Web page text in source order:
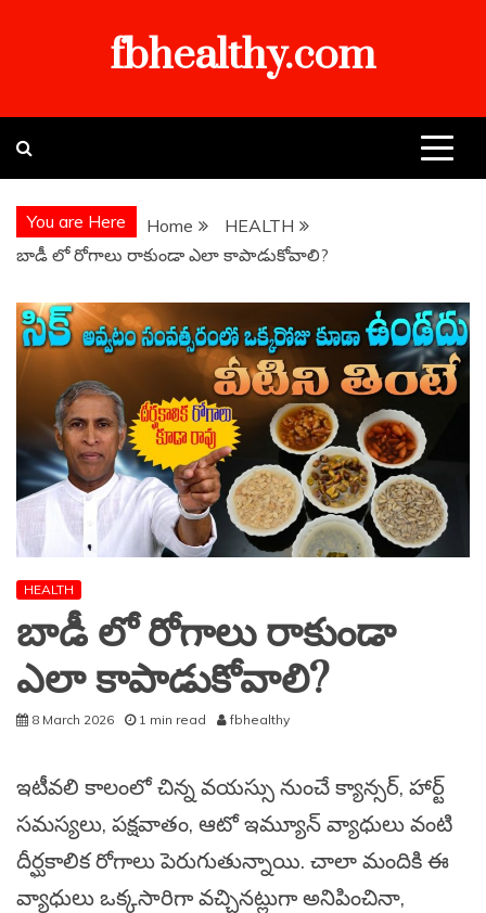
fbhealthy.com
You are Here Home
HEALTH
బాడీ లో రోగాలు రాకుండా ఎలా కాపాడుకోవాలి?
HEALTH
బాడీ లో రోగాలు రాకుండా
ఎలా కాపాడుకోవాలి?
8 March 2026 1 min read fbhealthy
ఇటీవలి కాలంలో చిన్న వయస్సు నుంచే క్యాన్సర్, హార్ట్
సమస్యలు, పక్షవాతం, ఆటో ఇమ్యూన్ వ్యాధులు వంటి
దీర్ఘకాలిక రోగాలు పెరుగుతున్నాయి. చాలా మందికి ఈ
వ్యాధులు ఒక్కసారిగా వచ్చినట్లుగా అనిపించినా,